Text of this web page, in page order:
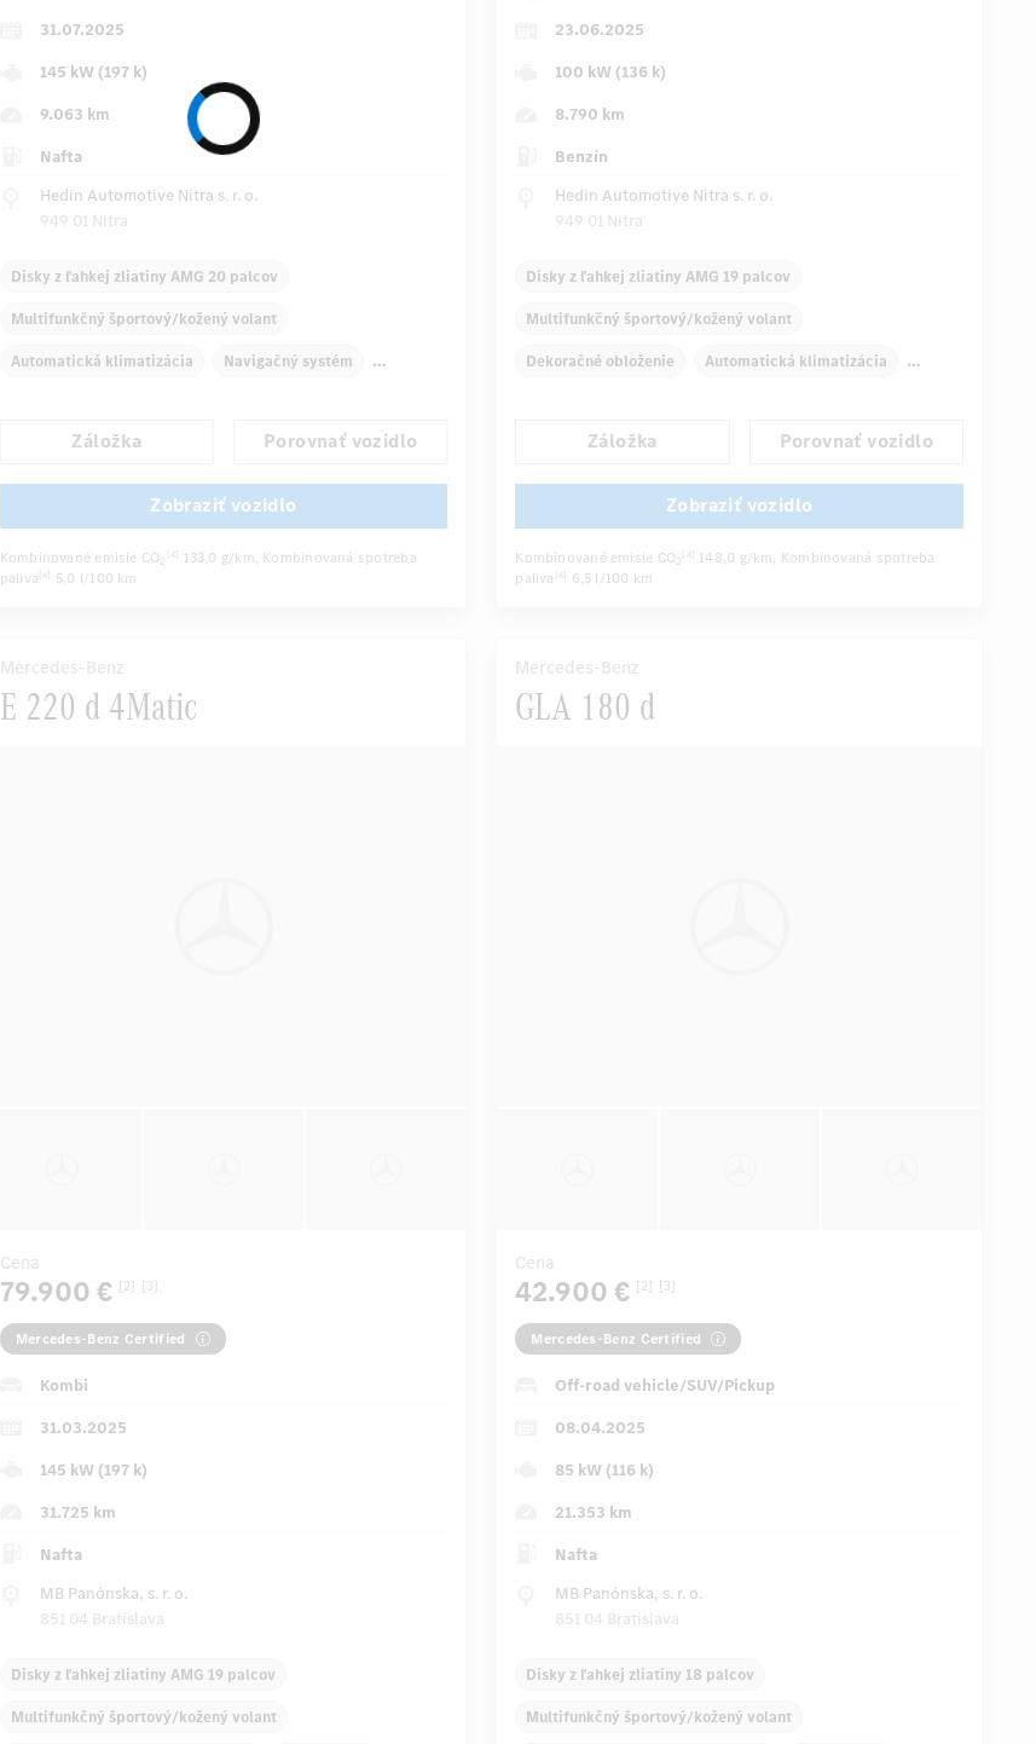
31.07.2025
145 kW (197 k)
9.063 km
Nafta
Hedin Automotive Nitra s. r. o.
949 01 Nitra
Disky z ľahkej zliatiny AMG 20 palcov
Multifunkčný športový/kožený volant
Automatická klimatizácia Navigačný systém
Automatické stmievanie vnútorného/vonkajšieho zrkadla
Sedadlo vodiča elektricky Komfortné sedadlá
Balík športovej výbavy AMG Zadné sedadlá sklopné ...
Záložka Porovnať vozidlo
Zobraziť vozidlo
Kombinované emisie CO2 [4] 133,0 g/km, Kombinovaná spotreba
paliva [4] 5,0 l/100 km
23.06.2025
100 kW (136 k)
8.790 km
Benzín
Hedin Automotive Nitra s. r. o.
949 01 Nitra
Disky z ľahkej zliatiny AMG 19 palcov
Multifunkčný športový/kožený volant
Dekoračné obloženie Automatická klimatizácia
Snímač dažďa
Automatické stmievanie vnútorného zrkadla
Športové sedadlá ...
Záložka Porovnať vozidlo
Zobraziť vozidlo
Kombinované emisie CO2 [4] 148,0 g/km, Kombinovaná spotreba
paliva
[4] 6,5 l/100 km
Mercedes-Benz
E 220 d 4Matic
Cena
79.900 € [2] [3]
Mercedes-Benz Certified
Kombi
31.03.2025
145 kW (197 k)
31.725 km
Nafta
MB Panónska, s. r. o.
851 04 Bratislava
Disky z ľahkej zliatiny AMG 19 palcov
Multifunkčný športový/kožený volant
Mercedes-Benz
GLA 180 d
Cena
42.900 € [2] [3]
Mercedes-Benz Certified
Off-road vehicle/SUV/Pickup
08.04.2025
85 kW (116 k)
21.353 km
Nafta
MB Panónska, s. r. o.
851 04 Bratislava
Disky z ľahkej zliatiny 18 palcov
Multifunkčný športový/kožený volant